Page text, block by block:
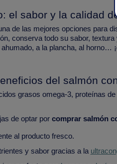
el sabor y la calidad
de las mejores opciones para
conserva todo su sabor,
a la plancha, al horno…
del salmón
grasos omega-3, proteínas
de optar por comprar salmón
al producto fresco.
y sabor gracias a la